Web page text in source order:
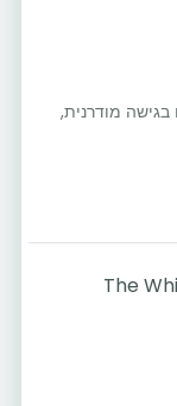
מודרנית,
The